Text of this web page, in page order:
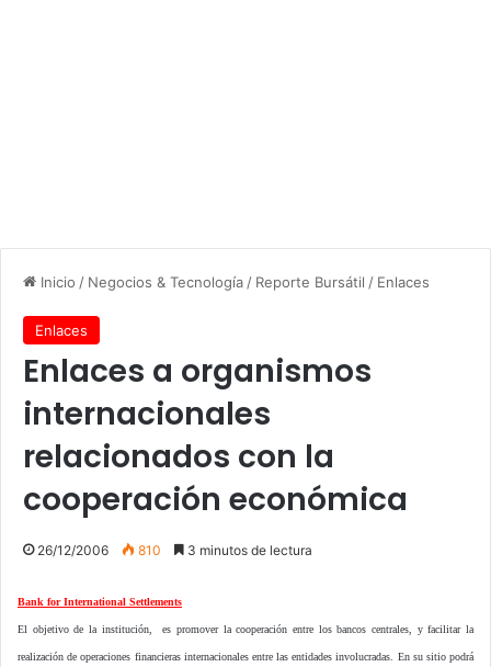
Inicio / Negocios & Tecnología / Reporte Bursátil / Enlaces
Enlaces
Enlaces a organismos
internacionales
relacionados con la
cooperación económica
26/12/2006 810 3 minutos de lectura
Bank for International Settlements
El objetivo de la institución, es promover la cooperación entre los bancos centrales, y facilitar la
realización de operaciones financieras internacionales entre las entidades involucradas. En su sitio podrá